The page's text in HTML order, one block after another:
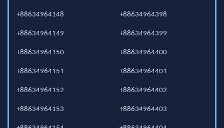
+88634964148
+88634964149
+88634964150
+88634964151
+88634964152
+88634964153
+88634964398
+88634964399
+88634964400
+88634964401
+88634964402
+88634964403